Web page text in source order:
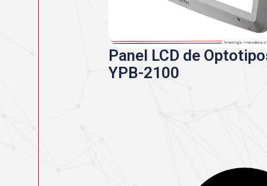
Panel LCD de
YPB-2100